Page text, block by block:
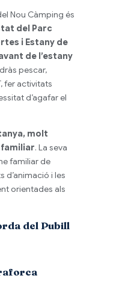
Nou Càmping és
del Parc
i Estany de
de l’estany
pescar,
fer activitats
d’agafar el
molt
. La seva
familiar de
d’animació i les
orientades als
del Pubill